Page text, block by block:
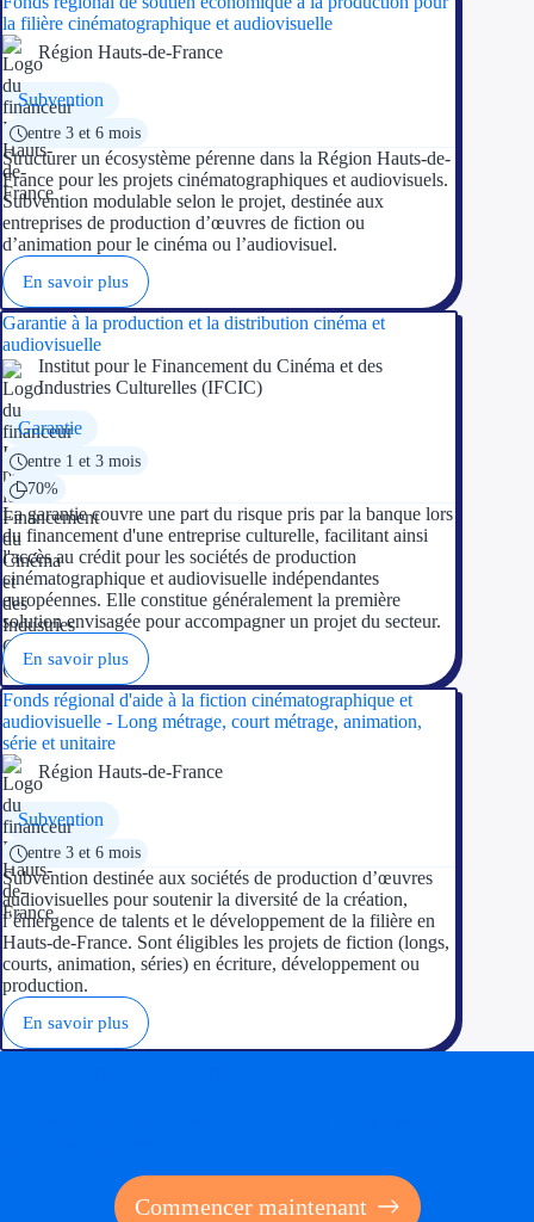
la filière cinématographique et audiovisuelle
Région Hauts-de-France
Subvention
entre 3 et 6 mois
Structurer un écosystème pérenne dans la Région Hauts-de-
France pour les projets cinématographiques et audiovisuels.
Subvention modulable selon le projet, destinée aux
entreprises de production d’œuvres de fiction ou
d’animation pour le cinéma ou l’audiovisuel.
En savoir plus
Garantie à la production et la distribution cinéma et
audiovisuelle
Institut pour le Financement du Cinéma et des
Industries Culturelles (IFCIC)
Garantie
entre 1 et 3 mois
70%
La garantie couvre une part du risque pris par la banque lors
du financement d'une entreprise culturelle, facilitant ainsi
l'accès au crédit pour les sociétés de production
cinématographique et audiovisuelle indépendantes
européennes. Elle constitue généralement la première
solution envisagée pour accompagner un projet du secteur.
En savoir plus
Fonds régional d'aide à la fiction cinématographique et
audiovisuelle - Long métrage, court métrage, animation,
série et unitaire
Région Hauts-de-France
Subvention
entre 3 et 6 mois
Subvention destinée aux sociétés de production d’œuvres
audiovisuelles pour soutenir la diversité de la création,
l’émergence de talents et le développement de la filière en
Hauts-de-France. Sont éligibles les projets de fiction (longs,
courts, animation, séries) en écriture, développement ou
production.
En savoir plus
Commencer maintenant